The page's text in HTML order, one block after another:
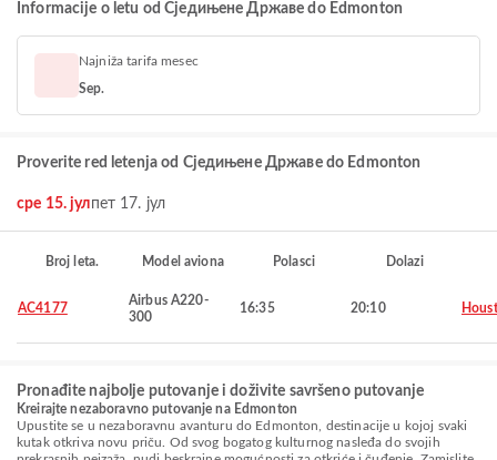
Informacije o letu od Сједињене Државе do Edmonton
Najniža tarifa mesec
Sep.
Proverite red letenja od Сједињене Државе do Edmonton
сре 15. јулпет 17. јул
Broj leta. Model aviona Polasci Dolazi
AC4177
Airbus A220-
300
16:35 20:10
Pronađite najbolje putovanje i doživite savršeno putovanje
Kreirajte nezaboravno putovanje na Edmonton
Upustite se u nezaboravnu avanturu do Edmonton, destinacije u kojoj svaki
kutak otkriva novu priču. Od svog bogatog kulturnog nasleđa do svojih